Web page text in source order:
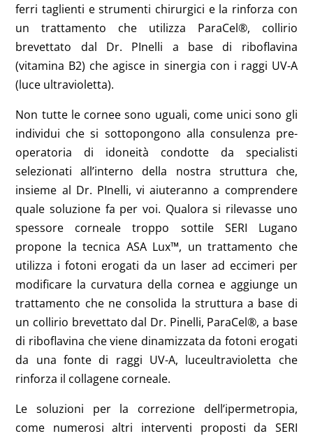
ferri taglienti e strumenti chirurgici e la rinforza con
un trattamento che utilizza ParaCel®, collirio
brevettato dal Dr. PInelli a base di riboflavina
(vitamina B2) che agisce in sinergia con i raggi UV-A
(luce ultravioletta).
Non tutte le cornee sono uguali, come unici sono gli
individui che si sottopongono alla consulenza pre-
operatoria di idoneità condotte da specialisti
selezionati all’interno della nostra struttura che,
insieme al Dr. PInelli, vi aiuteranno a comprendere
quale soluzione fa per voi. Qualora si rilevasse uno
spessore corneale troppo sottile SERI Lugano
propone la tecnica ASA Lux™, un trattamento che
utilizza i fotoni erogati da un laser ad eccimeri per
modificare la curvatura della cornea e aggiunge un
trattamento che ne consolida la struttura a base di
un collirio brevettato dal Dr. Pinelli, ParaCel®, a base
di riboflavina che viene dinamizzata da fotoni erogati
da una fonte di raggi UV-A, luceultravioletta che
rinforza il collagene corneale.
Le soluzioni per la correzione dell’ipermetropia,
come numerosi altri interventi proposti da SERI